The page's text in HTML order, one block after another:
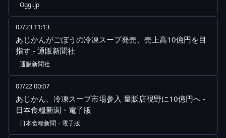
Oggi.jp
07/23 11:13
あじかんがごぼうの冷凍スープ発売、売上高10億円を目
指す - 通販新聞社
通販新聞社
07/22 00:07
あじかん、冷凍スープ市場参入 量販店視野に10億円へ -
日本食糧新聞・電子版
日本食糧新聞・電子版